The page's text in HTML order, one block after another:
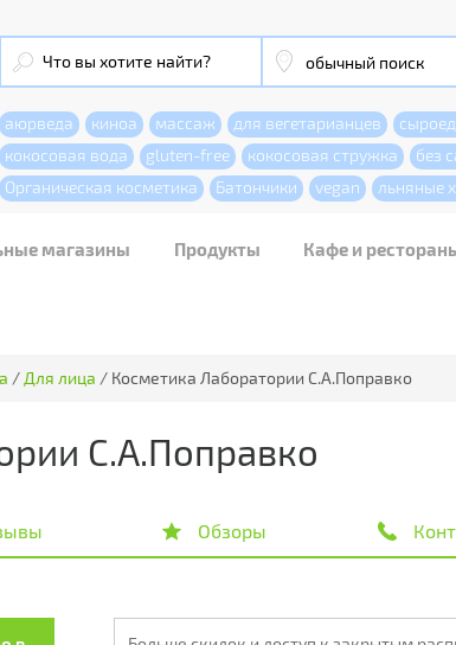
аюрведа киноа массаж для вегетарианцев
кокосовая вода
gluten-free кокосовая стружка без
Органическая косметика
Батончики vegan льняные
магазины Продукты Кафе и
/ Для лица / Косметика Лаборатории С.А.Поправко
С.А.Поправко
Обзоры